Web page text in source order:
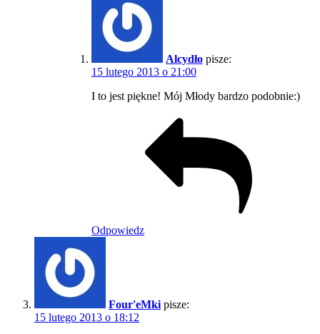
Alcydło pisze:
15 lutego 2013 o 21:00
I to jest piękne! Mój Młody bardzo podobnie:)
Odpowiedz
Four'eMki pisze:
15 lutego 2013 o 18:12